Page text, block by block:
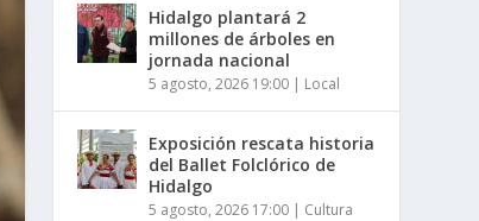
Hidalgo plantará 2
millones de árboles en
jornada nacional
5 agosto, 2026 19:00 | Local
Exposición rescata historia
del Ballet Folclórico de
Hidalgo
5 agosto, 2026 17:00 | Cultura